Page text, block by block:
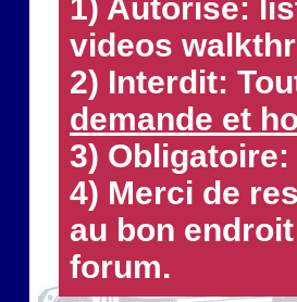
1) Autorisé:
videos
2) Interdit:
demande et
3)
4) Merci de
au bon
forum.